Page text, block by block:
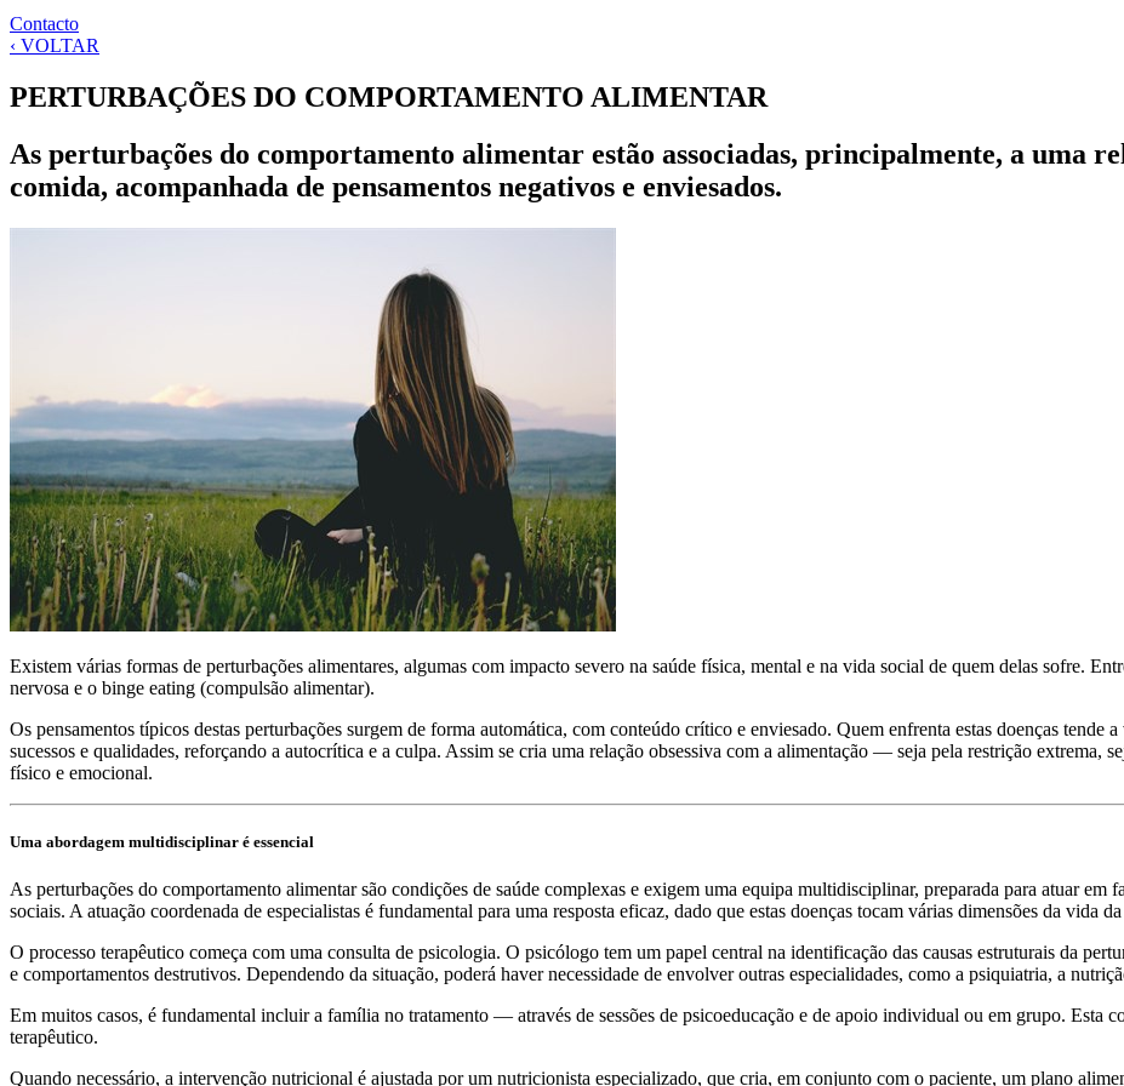
Contacto
‹ VOLTAR
PERTURBAÇÕES DO COMPORTAMENTO ALIMENTAR
As perturbações do comportamento alimentar estão associadas, principalmente, a uma
comida, acompanhada de pensamentos negativos e enviesados.
Existem várias formas de perturbações alimentares, algumas com impacto severo na saúde física, mental e na vida social de quem delas sofre.
nervosa e o binge eating (compulsão alimentar).
Os pensamentos típicos destas perturbações surgem de forma automática, com conteúdo crítico e enviesado. Quem enfrenta estas doenças tende
sucessos e qualidades, reforçando a autocrítica e a culpa. Assim se cria uma relação obsessiva com a alimentação — seja pela restrição
físico e emocional.
Uma abordagem multidisciplinar é essencial
As perturbações do comportamento alimentar são condições de saúde complexas e exigem uma equipa multidisciplinar, preparada para atuar
sociais. A atuação coordenada de especialistas é fundamental para uma resposta eficaz, dado que estas doenças tocam várias dimensões da vida da
O processo terapêutico começa com uma consulta de psicologia. O psicólogo tem um papel central na identificação das causas estruturais da
e comportamentos destrutivos. Dependendo da situação, poderá haver necessidade de envolver outras especialidades, como a psiquiatria, a
Em muitos casos, é fundamental incluir a família no tratamento — através de sessões de psicoeducação e de apoio individual ou em grupo. Esta
terapêutico.
Quando necessário, a intervenção nutricional é ajustada por um nutricionista especializado, que cria, em conjunto com o paciente, um plano